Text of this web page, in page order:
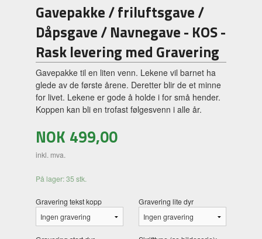
Gavepakke / friluftsgave /
Dåpsgave / Navnegave - KOS -
Rask levering med Gravering
Gavepakke til en liten venn. Lekene vil barnet ha
glede av de første årene. Deretter blir de et minne
for livet. Lekene er gode å holde i for små hender.
Koppen kan bli en trofast følgesvenn i alle år.
NOK 499,00
inkl. mva.
På lager: 35 stk.
Gravering tekst kopp Gravering lite dyr